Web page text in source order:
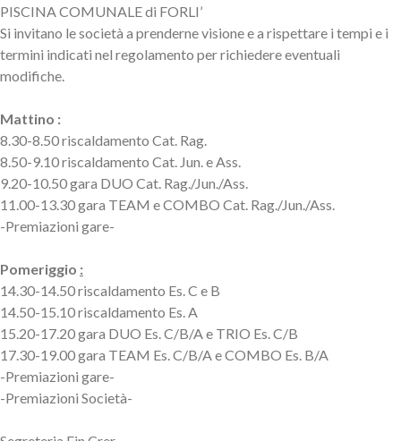
PISCINA COMUNALE di FORLI’
Si invitano le società a prenderne visione e a rispettare i tempi e i
termini indicati nel regolamento per richiedere eventuali
modifiche.
Mattino :
8.30-8.50 riscaldamento Cat. Rag.
8.50-9.10 riscaldamento Cat. Jun. e Ass.
9.20-10.50 gara DUO Cat. Rag./Jun./Ass.
11.00-13.30 gara TEAM e COMBO Cat. Rag./Jun./Ass.
-Premiazioni gare-
Pomeriggio :
14.30-14.50 riscaldamento Es. C e B
14.50-15.10 riscaldamento Es. A
15.20-17.20 gara DUO Es. C/B/A e TRIO Es. C/B
17.30-19.00 gara TEAM Es. C/B/A e COMBO Es. B/A
-Premiazioni gare-
-Premiazioni Società-